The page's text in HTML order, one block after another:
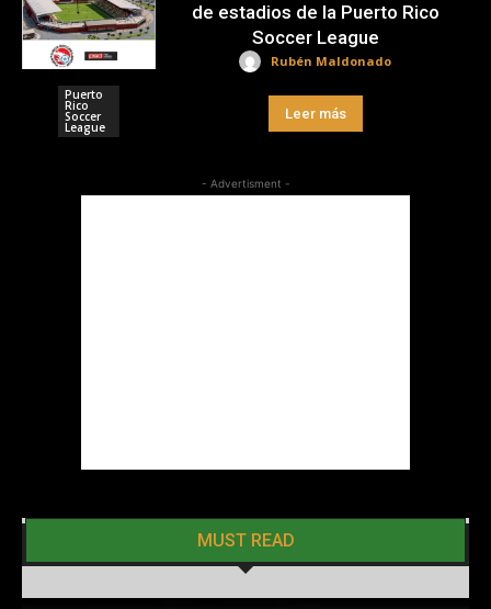
Puerto
Rico
Soccer
League
de estadios de la Puerto Rico
Soccer League
Rubén Maldonado
Leer más
- Advertisment -
MUST READ